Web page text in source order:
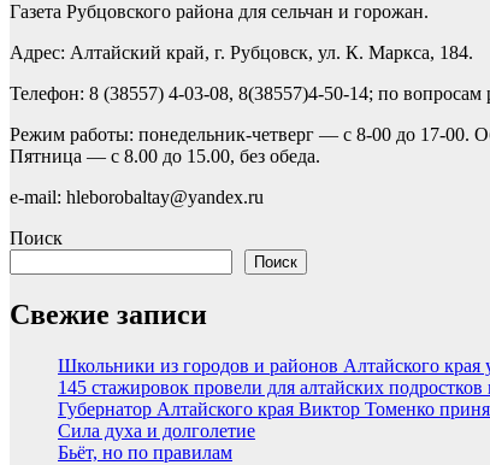
Газета Рубцовского района для сельчан и горожан.
Адрес: Алтайский край, г. Рубцовск, ул. К. Маркса, 184.
Телефон: 8 (38557) 4-03-08, 8(38557)4-50-14; по
Режим работы: понедельник-четверг — с 8-00 до 17-00.
Пятница — с 8.00 до 15.00, без обеда.
e-mail: hleborobaltay@yandex.ru
Поиск
Поиск
Свежие записи
Школьники из городов и районов Алтайского края
145 стажировок провели для алтайских
Губернатор Алтайского края Виктор Томенко
Сила духа и долголетие
Бьёт, но по правилам